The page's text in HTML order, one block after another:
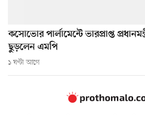
কসোভোর পার্লামেন্টে ভারপ্রাপ্ত
ছুড়লেন এমপি
১ ঘণ্টা আগে